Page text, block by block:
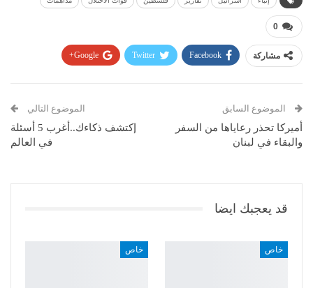
0
مشاركة Facebook
Twitter
Google+
البريد الإلكتروني
الموضوع السابق
أميركا تحذر رعاياها من السفر
والبقاء في لبنان
الموضوع التالي
إكتشف ذكاءك..أغرب 5 أسئلة
في العالم
قد يعجبك ايضا
خاص خاص